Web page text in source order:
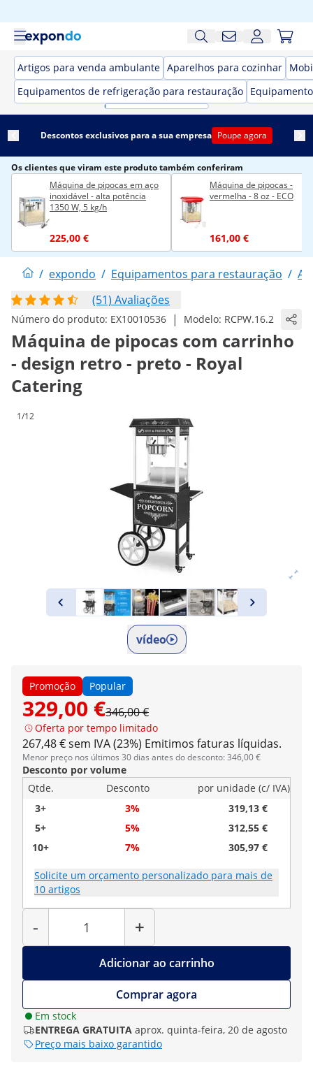
Artigos para venda ambulante Aparelhos para cozinhar
Equipamentos de refrigeração para restauração
Descontos exclusivos para a sua empresa Poupe agora
Os clientes que viram este produto também conferiram
Máquina de pipocas em aço
inoxidável - alta potência
1350 W, 5 kg/h
225,00 €
Máquina de pipocas -
vermelha - 8 oz - ECO
161,00 €
/ expondo / Equipamentos para restauração /
(51) Avaliações
Número do produto: EX10010536 | Modelo: RCPW.16.2
Máquina de pipocas com carrinho
- design retro - preto - Royal
Catering
1/12
vídeo
Promoção Popular
329,00 €346,00 €
Oferta por tempo limitado
267,48 € sem IVA (23%) Emitimos faturas líquidas.
Menor preço nos últimos 30 dias antes do desconto: 346,00 €
Desconto por volume
Qtde.
Desconto
por unidade (c/ IVA)
3+
3%
319,13 €
5+
5%
312,55 €
10+
7% 305,97 €
Solicite um orçamento personalizado para mais de
10 artigos
-
Quantidade
+
Adicionar ao carrinho
Comprar agora
Em stock
ENTREGA GRATUITA aprox. quinta-feira, 20 de agosto
Preço mais baixo garantido